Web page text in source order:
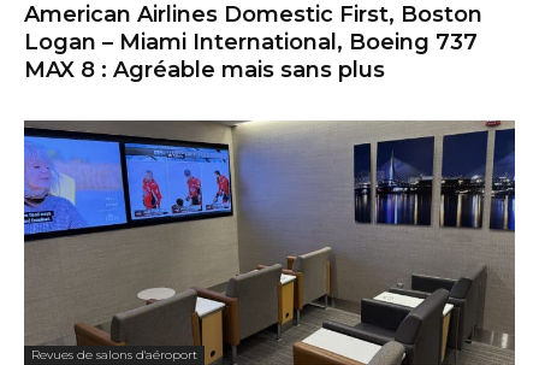
American Airlines Domestic First, Boston
Logan – Miami International, Boeing 737
MAX 8 : Agréable mais sans plus
Revues de salons d'aéroport